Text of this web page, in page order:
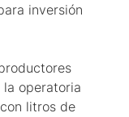
inversión
la operatoria
litros de